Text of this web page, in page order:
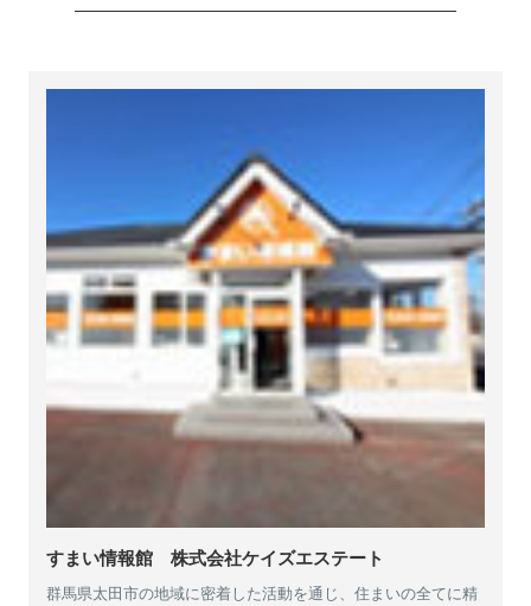
すまい情報館 株式会社ケイズエステート
群馬県太田市の地域に密着した活動を通じ、住まいの全てに精